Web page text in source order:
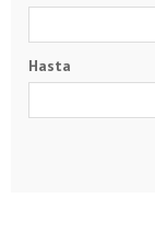
Hasta